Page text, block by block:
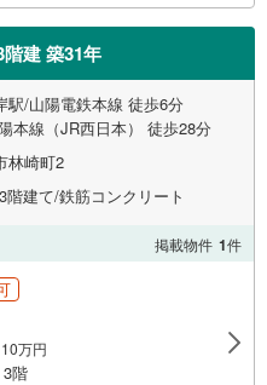
建 築31年
駅/山陽電鉄本線 徒歩6分
本線（JR西日本） 徒歩28分
林崎町2
階建て/鉄筋コンクリート
掲載物件 1件
10万円
3階